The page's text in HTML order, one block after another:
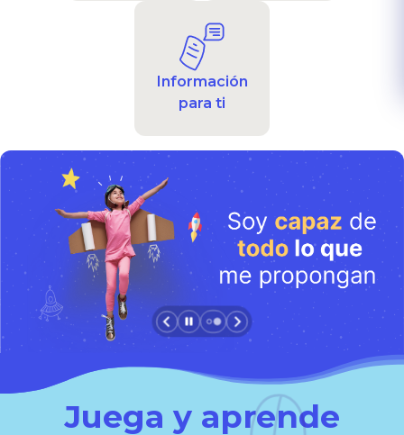
Información
para ti
Juega y aprende